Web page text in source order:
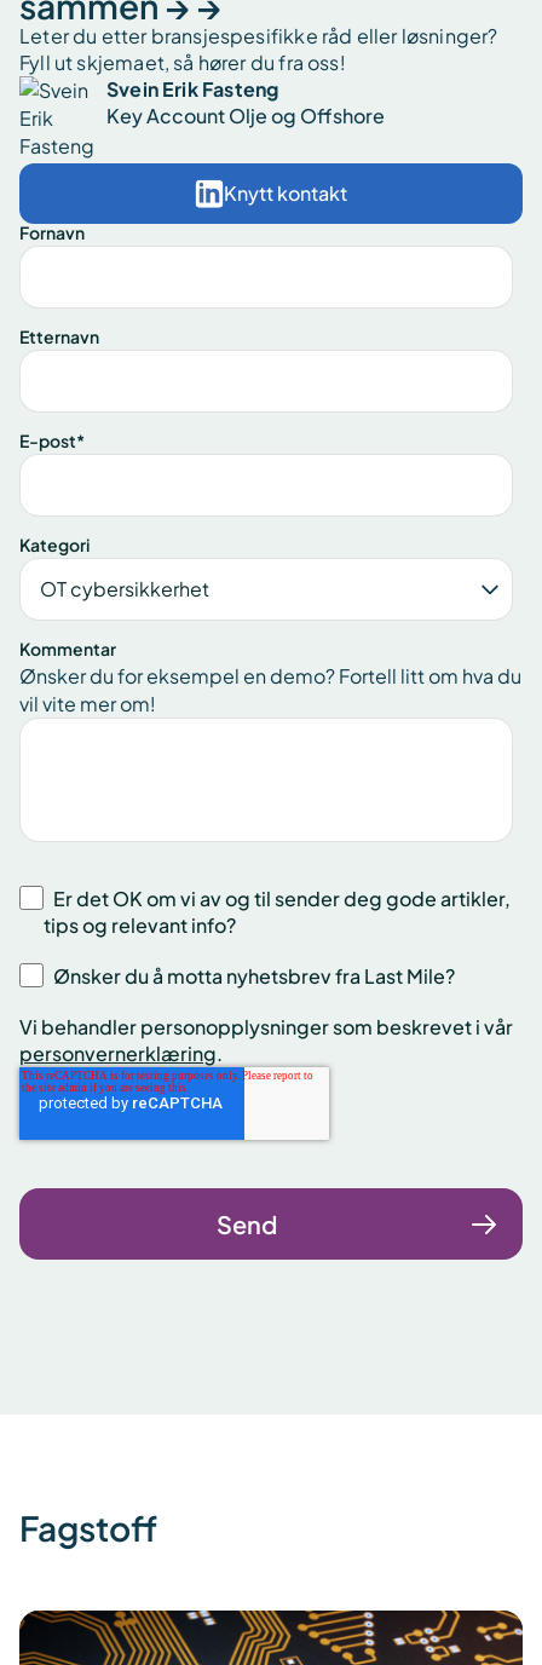
Leter du etter bransjespesifikke råd eller løsninger?
Fyll ut skjemaet, så hører du fra oss!
Svein Erik Fasteng
Key Account Olje og Offshore
Knytt kontakt
Fornavn
Etternavn
E-post*
Kategori
Kommentar
Ønsker du for eksempel en demo? Fortell litt om hva du
vil vite mer om!
Er det OK om vi av og til sender deg gode artikler,
tips og relevant info?
Ønsker du å motta nyhetsbrev fra Last Mile?
Vi behandler personopplysninger som beskrevet i vår
personvernerklæring.
Fagstoff